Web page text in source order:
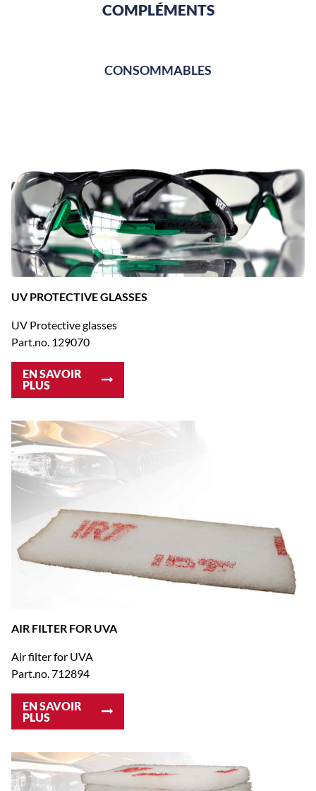
COMPLÉMENTS
CONSOMMABLES
UV PROTECTIVE GLASSES
UV Protective glasses
Part.no. 129070
EN SAVOIR
PLUS
AIR FILTER FOR UVA
Air filter for UVA
Part.no. 712894
EN SAVOIR
PLUS